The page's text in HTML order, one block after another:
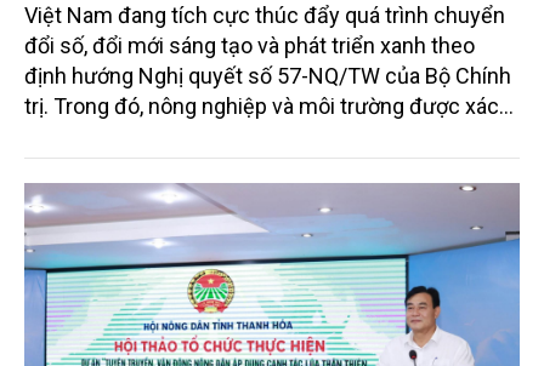
Việt Nam đang tích cực thúc đẩy quá trình chuyển
đổi số, đổi mới sáng tạo và phát triển xanh theo
định hướng Nghị quyết số 57-NQ/TW của Bộ Chính
trị. Trong đó, nông nghiệp và môi trường được xác
sắc bởi các tiến bộ công nghệ và cam kết bền vững
toàn cầu, đặc biệt là mục tiêu đưa phát thải ròng
bằng 0 (Net-Zero) vào năm 2050.